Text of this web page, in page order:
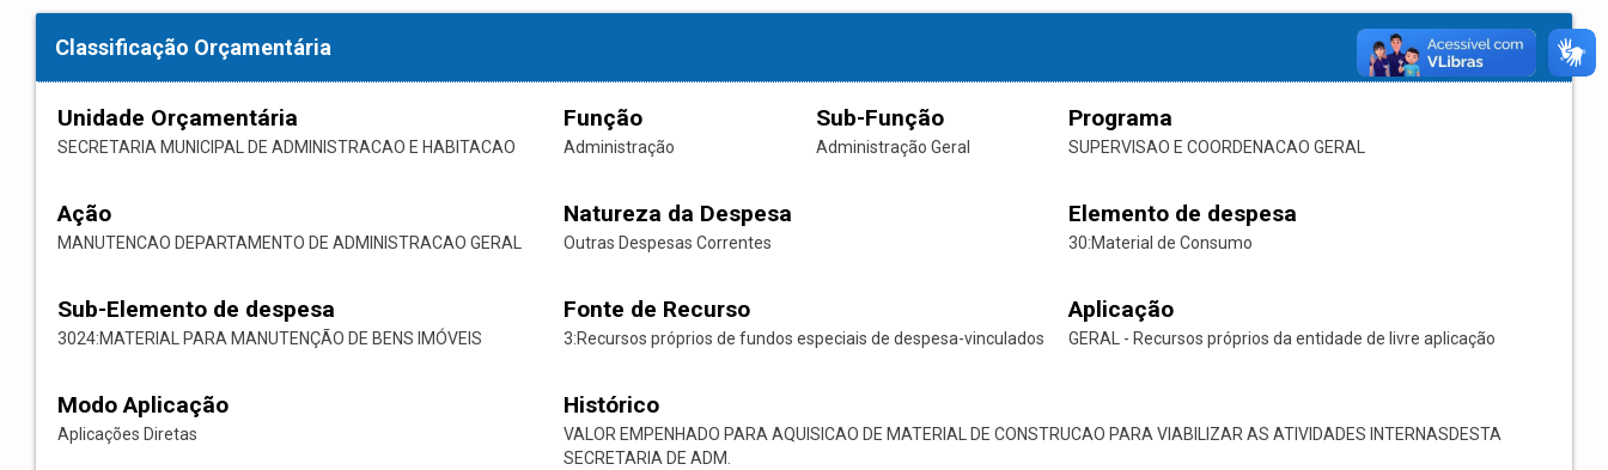
Classificação Orçamentária
Unidade Orçamentária
SECRETARIA MUNICIPAL DE ADMINISTRACAO E HABITACAO
Função
Administração
Sub-Função
Administração Geral
Programa
SUPERVISAO E COORDENACAO GERAL
Ação
MANUTENCAO DEPARTAMENTO DE ADMINISTRACAO GERAL
Natureza da Despesa
Outras Despesas Correntes
Elemento de despesa
30:Material de Consumo
Sub-Elemento de despesa
3024:MATERIAL PARA MANUTENÇÃO DE BENS IMÓVEIS
Fonte de Recurso
3:Recursos próprios de fundos especiais de despesa-vinculados
Aplicação
GERAL - Recursos próprios da entidade de livre aplicação
Modo Aplicação
Aplicações Diretas
Histórico
VALOR EMPENHADO PARA AQUISICAO DE MATERIAL DE CONSTRUCAO PARA VIABILIZAR AS ATIVIDADES INTERNASDESTA
SECRETARIA DE ADM.